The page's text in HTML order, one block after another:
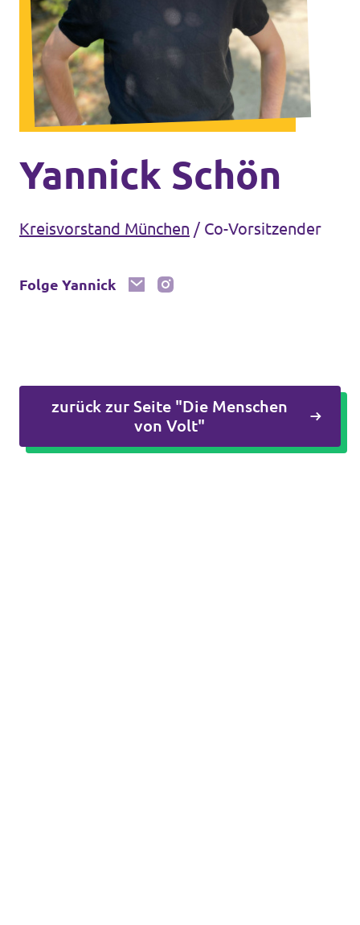
Volt Deutschland Merchandise Shop
Unsere Events
Mache bei uns mit!
Deine Spende für Volt!
Datenschutz
Impressum
Kontakt
Yannick Schön
Kreisvorstand München / Co-Vorsitzender
Folge Yannick
zurück zur Seite "Die Menschen
von Volt"